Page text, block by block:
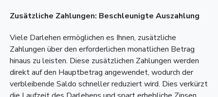
Zusätzliche Zahlungen: Beschleunigte Auszahlung
Viele Darlehen ermöglichen es Ihnen, zusätzliche
Zahlungen über den erforderlichen monatlichen Betrag
hinaus zu leisten. Diese zusätzlichen Zahlungen werden
direkt auf den Hauptbetrag angewendet, wodurch der
verbleibende Saldo schneller reduziert wird. Dies verkürzt